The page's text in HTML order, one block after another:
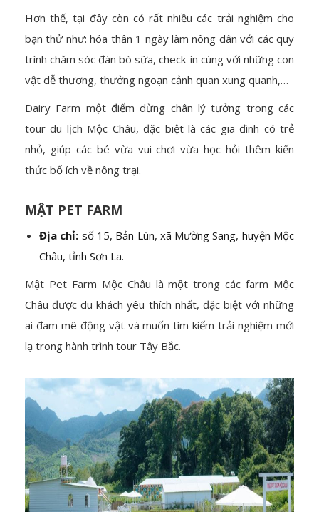
Hơn thế, tại đây còn có rất nhiều các trải nghiệm cho
bạn thử như: hóa thân 1 ngày làm nông dân với các quy
trình chăm sóc đàn bò sữa, check-in cùng với những con
vật dễ thương, thưởng ngoạn cảnh quan xung quanh,…
Dairy Farm một điểm dừng chân lý tưởng trong các
tour du lịch Mộc Châu, đặc biệt là các gia đình có trẻ
nhỏ, giúp các bé vừa vui chơi vừa học hỏi thêm kiến
thức bổ ích về nông trại.
MẬT PET FARM
Địa chỉ: số 15, Bản Lùn, xã Mường Sang, huyện Mộc
Châu, tỉnh Sơn La.
Mật Pet Farm Mộc Châu là một trong các farm Mộc
Châu được du khách yêu thích nhất, đặc biệt với những
ai đam mê động vật và muốn tìm kiếm trải nghiệm mới
lạ trong hành trình tour Tây Bắc.